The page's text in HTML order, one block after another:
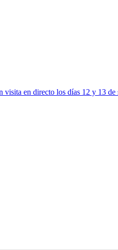
visita en directo los días 12 y 13 de